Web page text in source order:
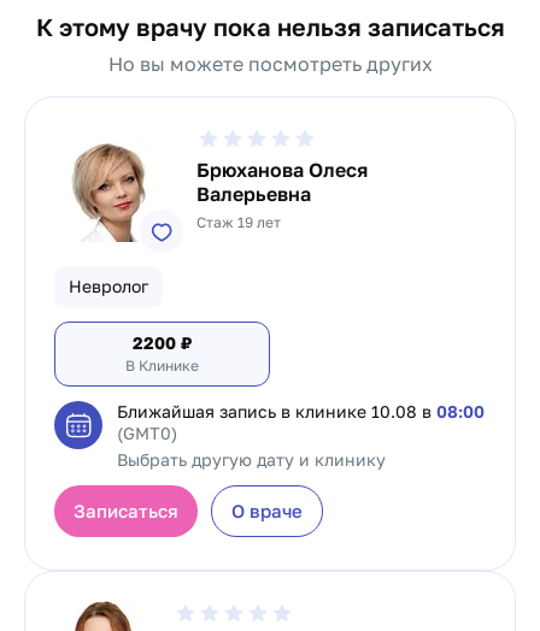
К этому врачу пока нельзя записаться
Но вы можете посмотреть других
Брюханова Олеся
Валерьевна
Стаж 19 лет
Невролог
2200 ₽
В Клинике
Ближайшая запись в клинике 10.08 в 08:00
(GMT0)
Выбрать другую дату и клинику
Записаться О враче